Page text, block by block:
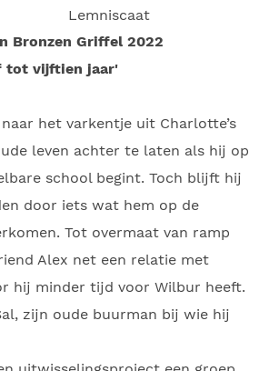
Lemniscaat
Bronzen Griffel 2022
tot vijftien jaar'
het varkentje uit Charlotte’s
leven achter te laten als hij op
school begint. Toch blijft hij
door iets wat hem op de
Tot overmaat van ramp
Alex net een relatie met
hij minder tijd voor Wilbur heeft.
zijn oude buurman bij wie hij